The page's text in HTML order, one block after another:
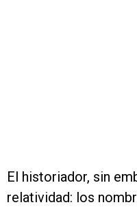
El historiador, sin
relatividad: los